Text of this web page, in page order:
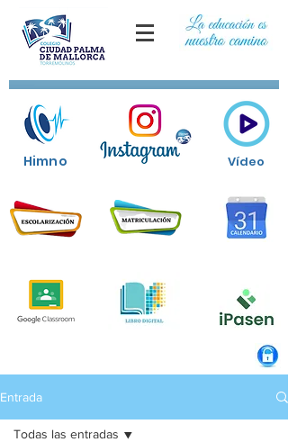
Himno Vídeo
Entrada
Todas las entradas